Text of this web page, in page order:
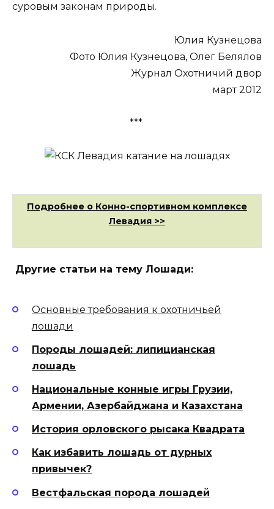
суровым законам природы.
Юлия Кузнецова
Фото Юлия Кузнецова, Олег Белялов
Журнал Охотничий двор
март 2012
***
Подробнее о Конно-спортивном комплексе
Левадия >>
Другие статьи на тему Лошади:
Основные требования к охотничьей
лошади
Породы лошадей: липицианская
лошадь
Национальные конные игры Грузии,
Армении, Азербайджана и Казахстана
История орловского рысака Квадрата
Как избавить лошадь от дурных
привычек?
Вестфальская порода лошадей